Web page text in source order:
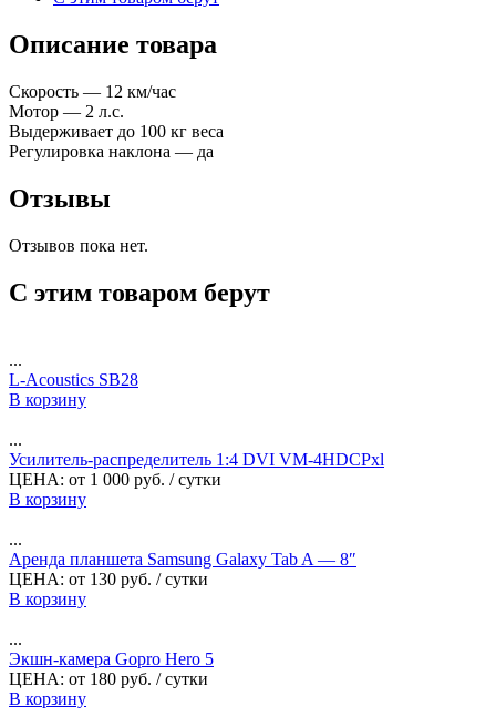
Описание товара
Скорость — 12 км/час
Мотор — 2 л.с.
Выдерживает до 100 кг веса
Регулировка наклона — да
Отзывы
Отзывов пока нет.
С этим товаром берут
...
L-Acoustics SB28
В корзину
...
Усилитель-распределитель 1:4 DVI VM-4HDCPxl
ЦЕНА: от 1 000 руб. / сутки
В корзину
...
Аренда планшета Samsung Galaxy Tab A — 8″
ЦЕНА: от 130 руб. / сутки
В корзину
...
Экшн-камера Gopro Hero 5
ЦЕНА: от 180 руб. / сутки
В корзину